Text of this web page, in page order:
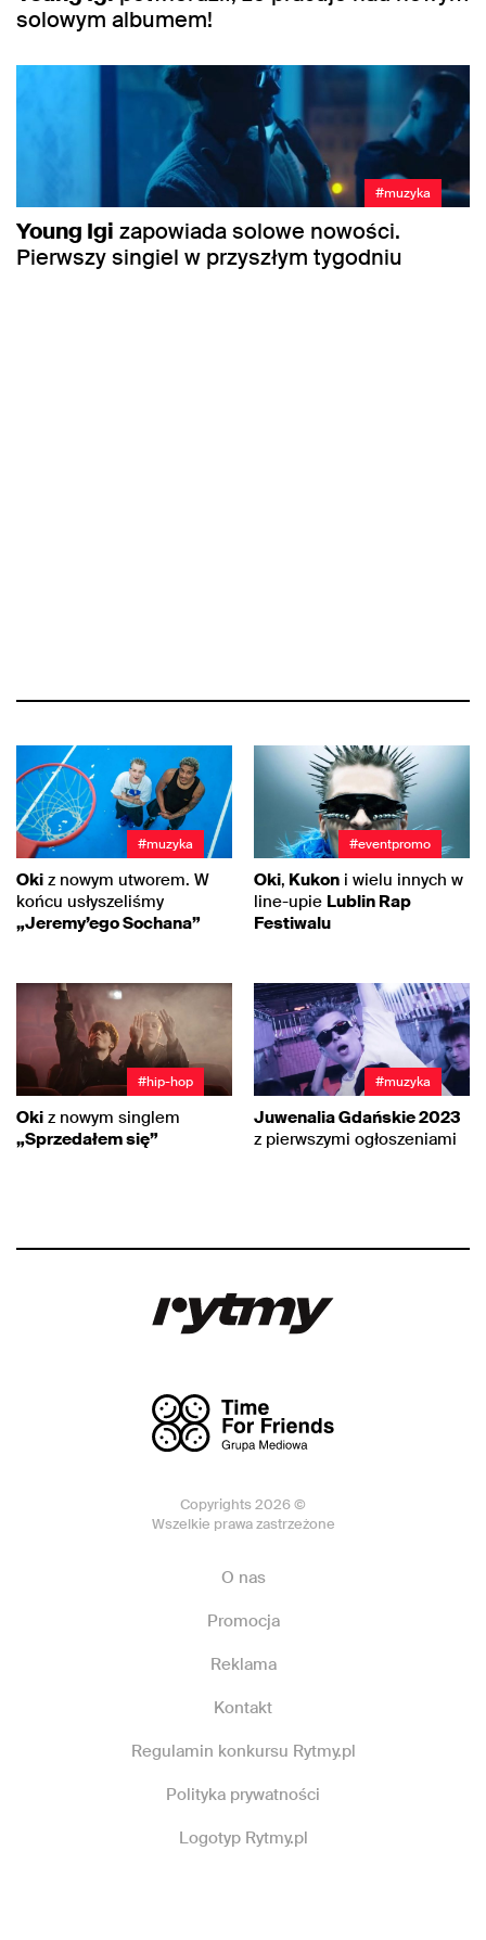
solowym albumem!
#muzyka
Young Igi zapowiada solowe nowości.
Pierwszy singiel w przyszłym tygodniu
#muzyka
Oki z nowym utworem. W
końcu usłyszeliśmy
„Jeremy’ego Sochana”
#eventpromo
Oki, Kukon i wielu innych w
line-upie Lublin Rap
Festiwalu
#hip-hop
Oki z nowym singlem
„Sprzedałem się”
#muzyka
Juwenalia Gdańskie 2023
z pierwszymi ogłoszeniami
Copyrights 2026 ©
Wszelkie prawa zastrzeżone
O nas
Promocja
Reklama
Kontakt
Regulamin konkursu Rytmy.pl
Polityka prywatności
Logotyp Rytmy.pl